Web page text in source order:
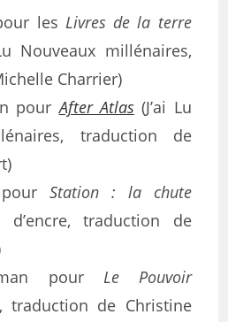
les Livres de la terre
Nouveaux millénaires,
Charrier)
pourAfter Atlas(J’ai Lu
traduction de
Station : la chute
d’encre, traduction de
pour Le Pouvoir
traduction de Christine